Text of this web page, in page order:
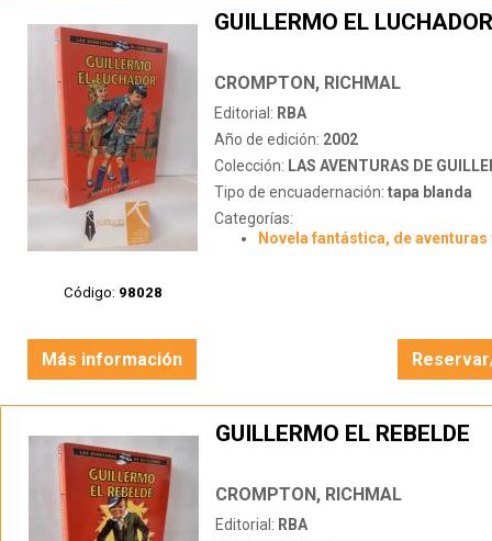
Código: 98028
GUILLERMO EL LUCHADOR
CROMPTON, RICHMAL
Editorial: RBA
Año de edición: 2002
Colección: LAS AVENTURAS DE
Tipo de encuadernación: tapa blanda
Categorías:
Novela fantástica, de aventuras
Más información
GUILLERMO EL REBELDE
CROMPTON, RICHMAL
Editorial: RBA